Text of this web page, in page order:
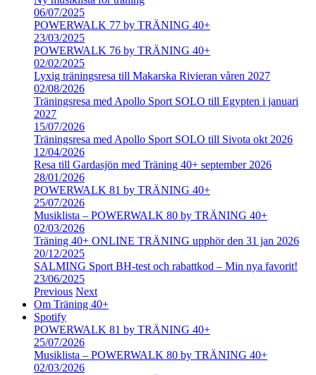
06/07/2025
POWERWALK 77 by TRÄNING 40+
23/03/2025
POWERWALK 76 by TRÄNING 40+
02/02/2025
Lyxig träningsresa till Makarska Rivieran våren 2027
02/08/2026
Träningsresa med Apollo Sport SOLO till Egypten i januari
2027
15/07/2026
Träningsresa med Apollo Sport SOLO till Sivota okt 2026
12/04/2026
Resa till Gardasjön med Träning 40+ september 2026
28/01/2026
POWERWALK 81 by TRÄNING 40+
25/07/2026
Musiklista – POWERWALK 80 by TRÄNING 40+
02/03/2026
Träning 40+ ONLINE TRÄNING upphör den 31 jan 2026
20/12/2025
SALMING Sport BH-test och rabattkod – Min nya favorit!
23/06/2025
Previous Next
Om Träning 40+
Spotify
POWERWALK 81 by TRÄNING 40+
25/07/2026
Musiklista – POWERWALK 80 by TRÄNING 40+
02/03/2026